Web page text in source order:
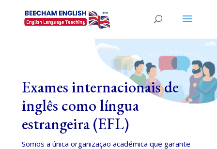
Exames internacionais de
inglês como língua
estrangeira (EFL)
Somos a única organização académica que garante